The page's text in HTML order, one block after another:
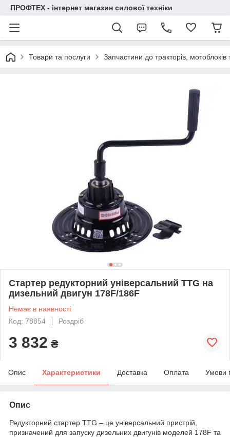
ПРОФТЕХ - інтернет магазин силової техніки
Товари та послуги Запчастини до тракторів,
Стартер редукторний універсальний TTG на
дизельний двигун 178F/186F
Немає в наявності
Код: 78854
Роздріб
3 832 ₴
Опис Характеристики Доставка Оплата Умови
Опис
Редукторний стартер TTG – це універсальний пристрій,
призначений для запуску дизельних двигунів моделей 178F та